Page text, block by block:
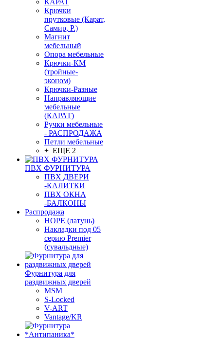
Крючки
прутковые (Карат,
Самир, Р.)
Магнит
мебельный
Опора мебельные
Крючки-КМ
(тройные-
эконом)
Крючки-Разные
Направляющие
мебельные
(КАРАТ)
Ручки мебельные
- РАСПРОДАЖА
Петли мебельные
+ ЕЩЕ 2
ПВХ ФУРНИТУРА
ПВХ ДВЕРИ
-КАЛИТКИ
ПВХ ОКНА
-БАЛКОНЫ
Распродажа
HOPE (латунь)
Накладки под 05
серию Premier
(сувальдные)
Фурнитура для
раздвижных дверей
MSM
S-Locked
V-ART
Vantage/KR